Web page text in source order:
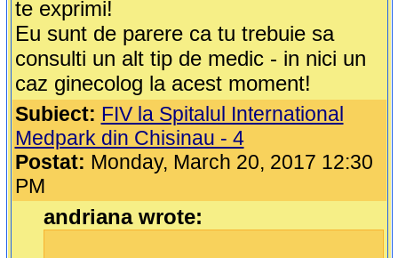
te exprimi!
Eu sunt de parere ca tu trebuie sa
consulti un alt tip de medic - in nici un
caz ginecolog la acest moment!
Subiect: FIV la Spitalul International
Medpark din Chisinau - 4
Postat: Monday, March 20, 2017 12:30
PM
andriana wrote: